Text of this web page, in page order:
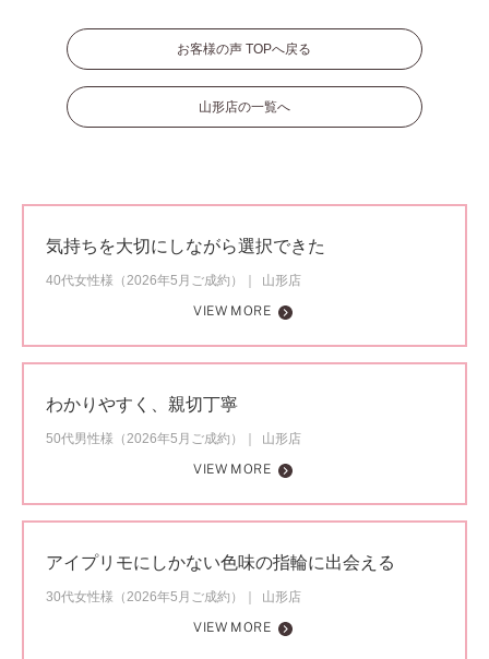
お客様の声 TOPへ戻る
山形店の一覧へ
気持ちを大切にしながら選択できた
40代女性様（2026年5月ご成約）
山形店
VIEW MORE
わかりやすく、親切丁寧
50代男性様（2026年5月ご成約）
山形店
VIEW MORE
アイプリモにしかない色味の指輪に出会える
30代女性様（2026年5月ご成約）
山形店
VIEW MORE